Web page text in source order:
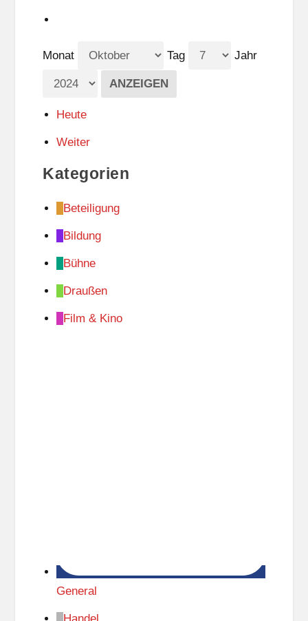
Monat Tag Jahr
Heute
Weiter
Kategorien
Beteiligung
Bildung
Bühne
Draußen
Film & Kino
General